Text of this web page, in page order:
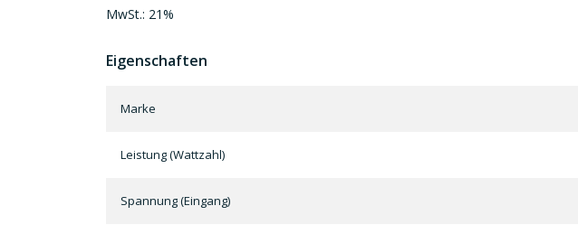
MwSt.: 21%
Eigenschaften
Marke
Leistung (Wattzahl)
Spannung (Eingang)